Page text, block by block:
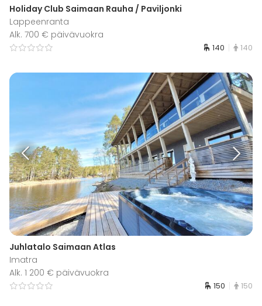
Holiday Club Saimaan Rauha / Paviljonki
Lappeenranta
Alk. 700 € päivävuokra
140 140
Juhlatalo Saimaan Atlas
Imatra
Alk. 1 200 € päivävuokra
150 150